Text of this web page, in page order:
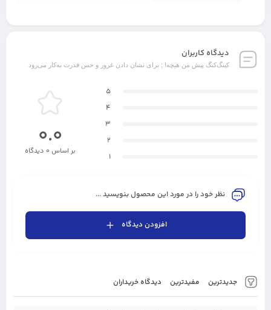
دیدگاه کاربران
کینگ‌کنگ پیش من هیچه! ; برای نشان دادن غرور و حس قدرت به‌کار می‌رود
جدیدترین مفیدترین دیدگاه خریداران
5
4
3
2
1
0.0
بر اساس 0 دیدگاه
نظر خود را در مورد این محصول بنویسید ...
افزودن دیدگاه